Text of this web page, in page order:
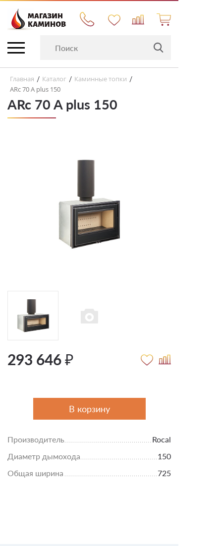
Главная / Каталог / Каминные топки /
ARc 70 A plus 150
ARc 70 A plus 150
293 646 ₽
В корзину
Производитель
Rocal
Диаметр дымохода
150
Общая ширина
725